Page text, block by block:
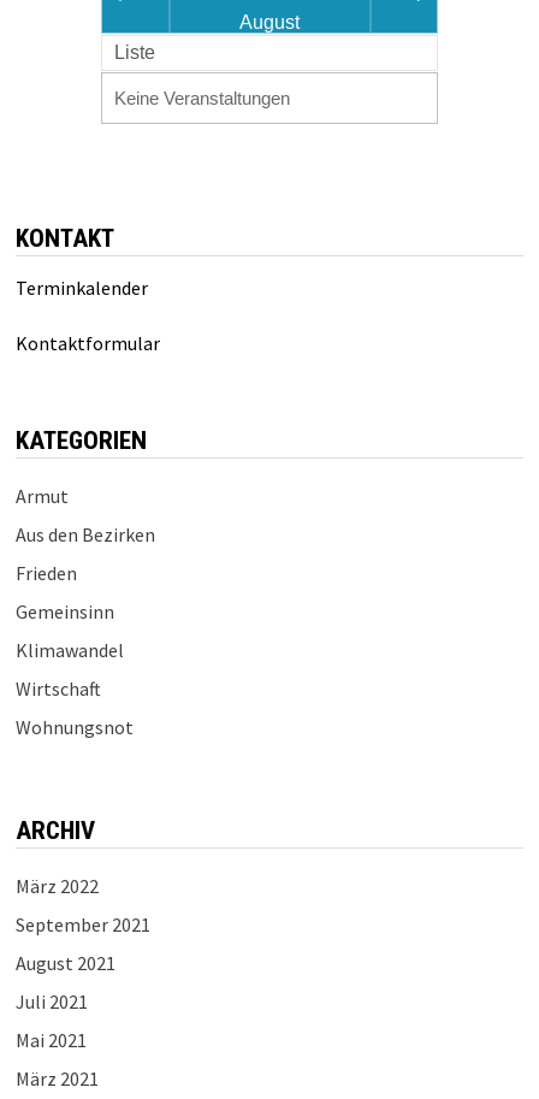
August
Liste
Keine Veranstaltungen
KONTAKT
Terminkalender
Kontaktformular
KATEGORIEN
Armut
Aus den Bezirken
Frieden
Gemeinsinn
Klimawandel
Wirtschaft
Wohnungsnot
ARCHIV
März 2022
September 2021
August 2021
Juli 2021
Mai 2021
März 2021